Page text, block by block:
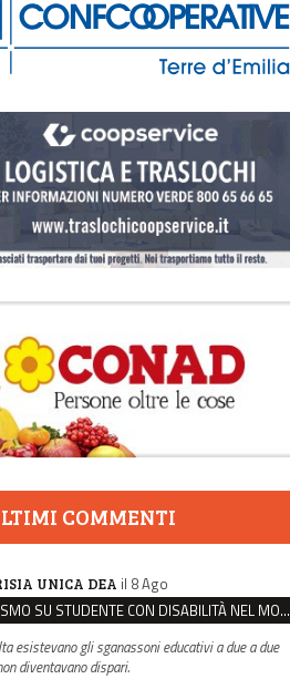
COMMENTI
UNICA DEA il 8 Ago
BULLISMO SU STUDENTE CON DISABILITÀ NEL MODENESE, INDAGATI DUE RAGAZZI DI 16 ANNI
esistevano gli sganassoni educativi a due a due
diventavano dispari.